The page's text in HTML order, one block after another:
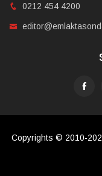
0212 454 4200
Copyrights © 2010-